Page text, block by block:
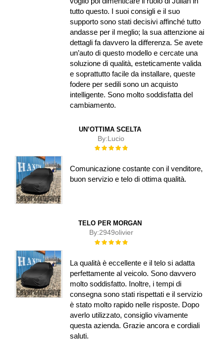
tutto questo. I suoi consigli e il suo
supporto sono stati decisivi affinché tutto
andasse per il meglio; la sua attenzione ai
dettagli fa davvero la differenza. Se avete
un’auto di questo modello e cercate una
soluzione di qualità, esteticamente valida
e soprattutto facile da installare, queste
fodere per sedili sono un acquisto
intelligente. Sono molto soddisfatta del
cambiamento.
UN’OTTIMA SCELTA
By:Lucio
Rating:
Comunicazione costante con il venditore,
buon servizio e telo di ottima qualità.
TELO PER MORGAN
By:2949olivier
Rating:
La qualità è eccellente e il telo si adatta
perfettamente al veicolo. Sono davvero
molto soddisfatto. Inoltre, i tempi di
consegna sono stati rispettati e il servizio
è stato molto rapido nelle risposte. Dopo
averlo utilizzato, consiglio vivamente
questa azienda. Grazie ancora e cordiali
saluti.